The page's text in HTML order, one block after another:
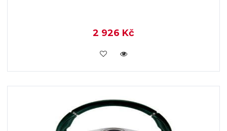
2 926 Kč
KOUPIT